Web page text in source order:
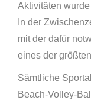
Aktivitäten
In der
mit der dafür
eines der
Sämtliche
Beach-Volley-